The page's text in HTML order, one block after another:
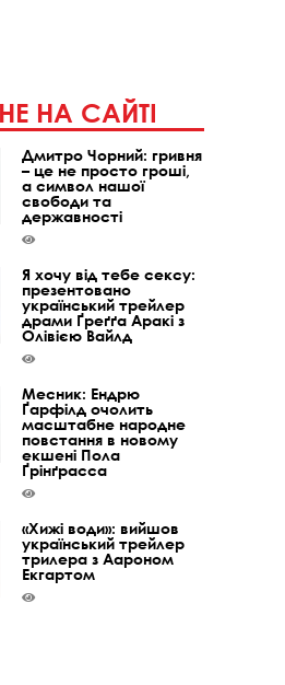
НА САЙТІ
Дмитро Чорний: гривня
– це не просто гроші,
а символ нашої
свободи та
державності
Я хочу від тебе сексу:
презентовано
український трейлер
драми Ґреґґа Аракі з
Олівією Вайлд
Месник: Ендрю
Ґарфілд очолить
масштабне народне
повстання в новому
екшені Пола
Ґрінґрасса
«Хижі води»: вийшов
український трейлер
трилера з Аароном
Екгартом